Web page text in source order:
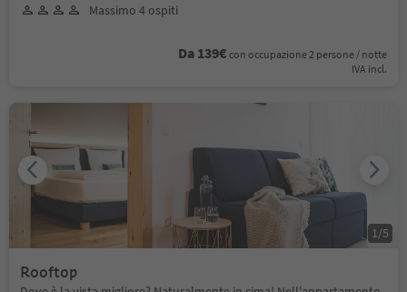
Massimo 4 ospiti
Da 139€ con occupazione 2 persone / notte
IVA incl.
Rooftop
1 /5